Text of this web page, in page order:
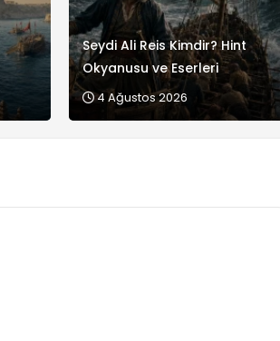
Seydi Ali Reis Kimdir? Hint
Okyanusu ve Eserleri
4 Ağustos 2026